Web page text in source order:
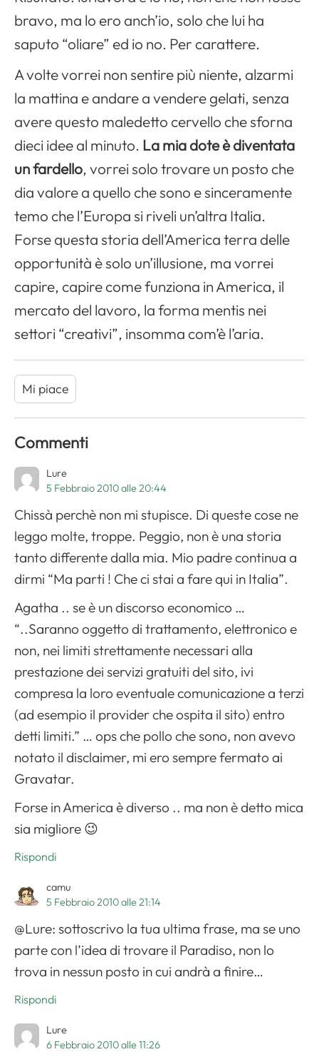
bravo, ma lo ero anch’io, solo che lui ha
saputo “oliare” ed io no. Per carattere.
A volte vorrei non sentire più niente, alzarmi
la mattina e andare a vendere gelati, senza
avere questo maledetto cervello che sforna
dieci idee al minuto. La mia dote è diventata
un fardello, vorrei solo trovare un posto che
dia valore a quello che sono e sinceramente
temo che l’Europa si riveli un’altra Italia.
Forse questa storia dell’America terra delle
opportunità è solo un’illusione, ma vorrei
capire, capire come funziona in America, il
mercato del lavoro, la forma mentis nei
settori “creativi”, insomma com’è l’aria.
Mi piace
Commenti
Lure
5 Febbraio 2010 alle 20:44
Chissà perchè non mi stupisce. Di queste cose ne
leggo molte, troppe. Peggio, non è una storia
tanto differente dalla mia. Mio padre continua a
dirmi “Ma parti ! Che ci stai a fare qui in Italia”.
Agatha .. se è un discorso economico …
“..Saranno oggetto di trattamento, elettronico e
non, nei limiti strettamente necessari alla
prestazione dei servizi gratuiti del sito, ivi
compresa la loro eventuale comunicazione a terzi
(ad esempio il provider che ospita il sito) entro
detti limiti.” … ops che pollo che sono, non avevo
notato il disclaimer, mi ero sempre fermato ai
Gravatar.
Forse in America è diverso .. ma non è detto mica
sia migliore 😉
Rispondi
camu
5 Febbraio 2010 alle 21:14
@Lure: sottoscrivo la tua ultima frase, ma se uno
parte con l’idea di trovare il Paradiso, non lo
trova in nessun posto in cui andrà a finire…
Rispondi
Lure
6 Febbraio 2010 alle 11:26
Apri il menu di navigazione